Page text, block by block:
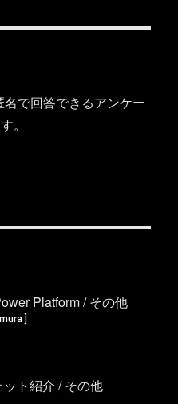
で回答できるアンケー
。
Platform / その他
ト紹介 / その他